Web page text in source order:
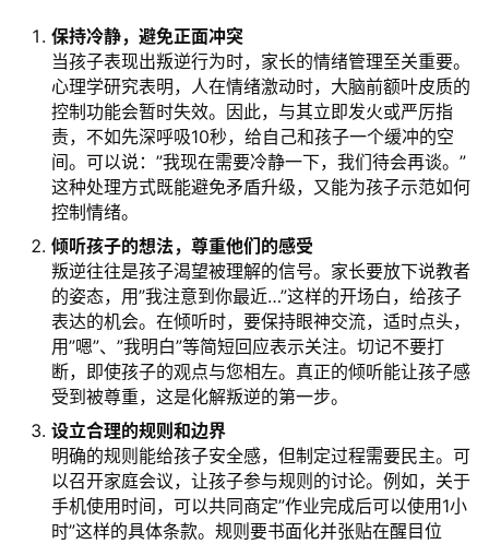
保持冷静，避免正面冲突
当孩子表现出叛逆行为时，家长的情绪管理至关重要。
心理学研究表明，人在情绪激动时，大脑前额叶皮质的
控制功能会暂时失效。因此，与其立即发火或严厉指
责，不如先深呼吸10秒，给自己和孩子一个缓冲的空
间。可以说：”我现在需要冷静一下，我们待会再谈。”
这种处理方式既能避免矛盾升级，又能为孩子示范如何
控制情绪。
倾听孩子的想法，尊重他们的感受
叛逆往往是孩子渴望被理解的信号。家长要放下说教者
的姿态，用”我注意到你最近…”这样的开场白，给孩子
表达的机会。在倾听时，要保持眼神交流，适时点头，
用”嗯”、”我明白”等简短回应表示关注。切记不要打
断，即使孩子的观点与您相左。真正的倾听能让孩子感
受到被尊重，这是化解叛逆的第一步。
设立合理的规则和边界
明确的规则能给孩子安全感，但制定过程需要民主。可
以召开家庭会议，让孩子参与规则的讨论。例如，关于
手机使用时间，可以共同商定”作业完成后可以使用1小
时”这样的具体条款。规则要书面化并张贴在醒目位